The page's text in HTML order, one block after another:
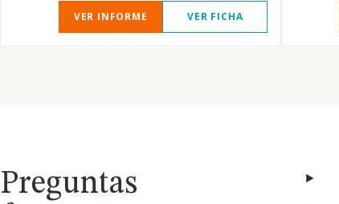
VER INFORME VER FICHA
Preguntas